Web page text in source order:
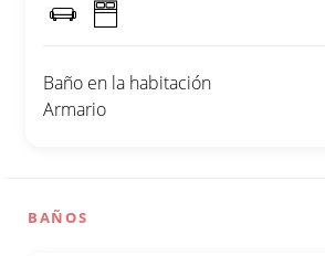
Baño en la habitación
Armario
BAÑOS